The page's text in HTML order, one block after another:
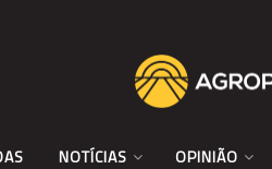
NOTÍCIAS OPINIÃO